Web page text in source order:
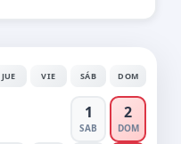
JUE VIE SÁB DOM
1
SAB
2
DOM